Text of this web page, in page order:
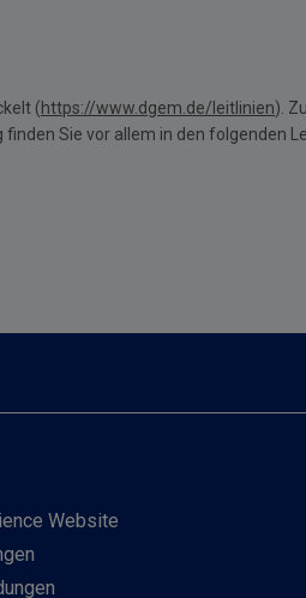
(https://www.dgem.de/leitlinien).
Sie vor allem in den folgenden
Website